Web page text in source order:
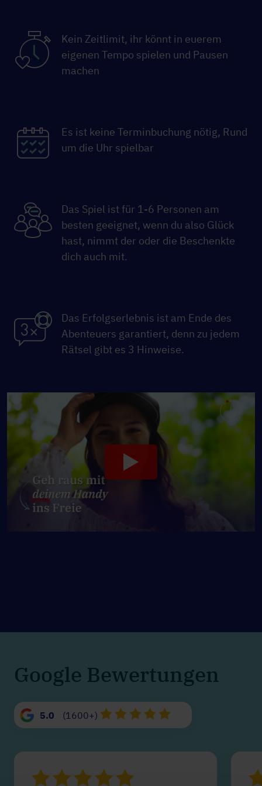
Kein Zeitlimit, ihr könnt in euerem
eigenen Tempo spielen und Pausen
machen
Es ist keine Terminbuchung nötig, Rund
um die Uhr spielbar
Das Spiel ist für 1-6 Personen am
besten geeignet, wenn du also Glück
hast, nimmt der oder die Beschenkte
dich auch mit.
Das Erfolgserlebnis ist am Ende des
Abenteuers garantiert, denn zu jedem
Rätsel gibt es 3 Hinweise.
Google Bewertungen
5.0 (1600+)